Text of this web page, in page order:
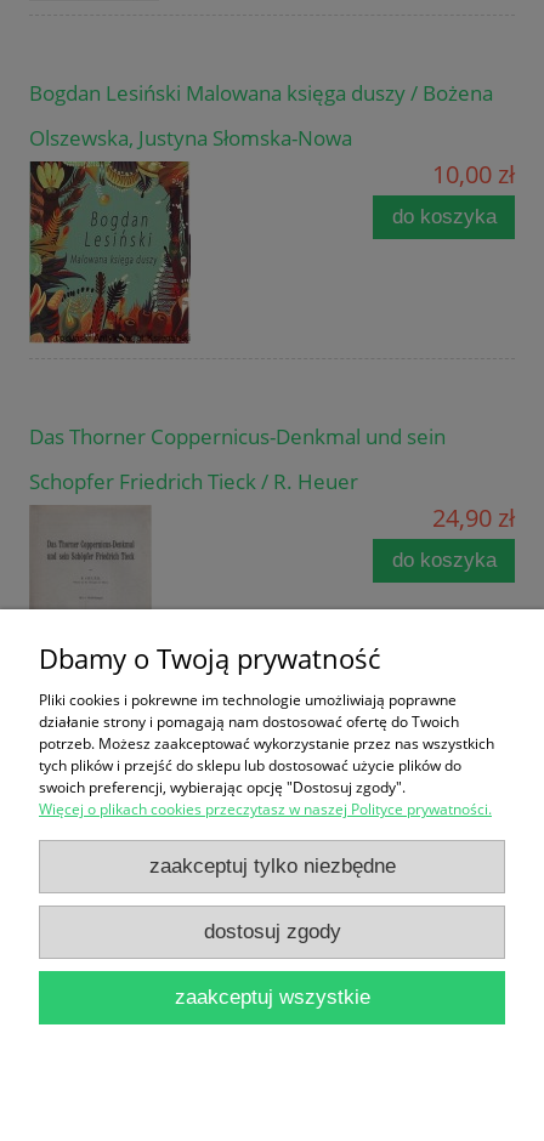
Bogdan Lesiński Malowana księga duszy / Bożena
Olszewska, Justyna Słomska-Nowa
10,00 zł
do koszyka
Das Thorner Coppernicus-Denkmal und sein
Schopfer Friedrich Tieck / R. Heuer
24,90 zł
do koszyka
Correggio : Mit 95 Abbildungen nach Gemalden
und Zeichnungen / Henry Thode
do koszyka
Dbamy o Twoją prywatność
Pliki cookies i pokrewne im technologie umożliwiają poprawne
działanie strony i pomagają nam dostosować ofertę do Twoich
potrzeb. Możesz zaakceptować wykorzystanie przez nas wszystkich
tych plików i przejść do sklepu lub dostosować użycie plików do
swoich preferencji, wybierając opcję "Dostosuj zgody".
Więcej o plikach cookies przeczytasz w naszej Polityce prywatności.
zaakceptuj tylko niezbędne
dostosuj zgody
zaakceptuj wszystkie